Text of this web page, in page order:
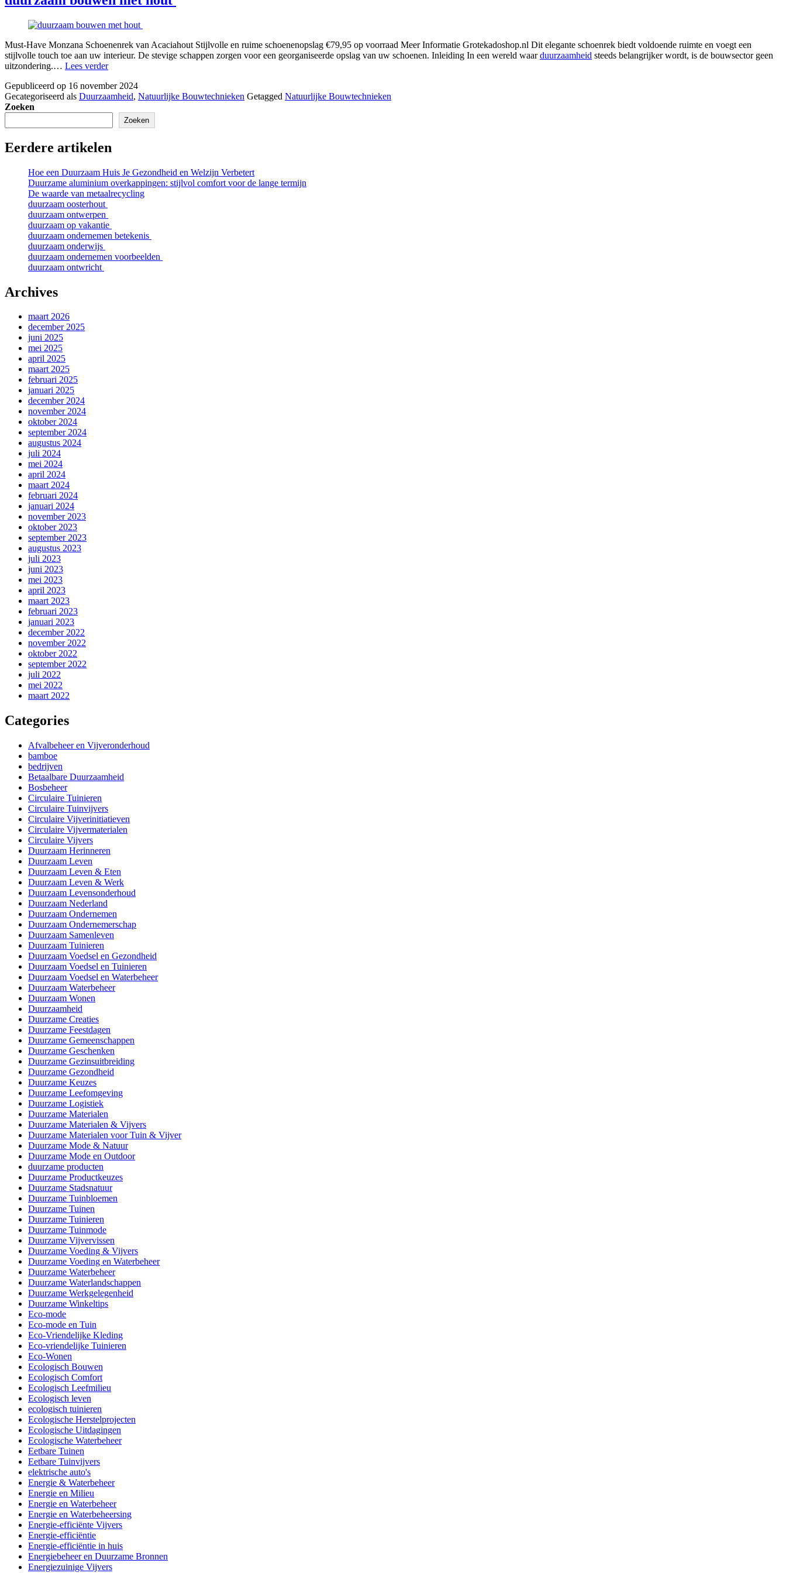
Must-Have Monzana Schoenenrek van Acaciahout Stijlvolle en ruime schoenenopslag €79,95 op voorraad Meer Informatie Grotekadoshop.nl Dit elegante schoenrek biedt voldoende ruimte en voegt een
stijlvolle touch toe aan uw interieur. De stevige schappen zorgen voor een georganiseerde opslag van uw schoenen. Inleiding In een wereld waarduurzaamheid steeds belangrijker wordt, is de bouwsector geen
uitzondering.… Lees verderduurzaam
met
hout
Gepubliceerd op 16 november 2024
Gecategoriseerd als Duurzaamheid, Natuurlijke Bouwtechnieken Getagged Natuurlijke Bouwtechnieken
Zoeken
Zoeken
Eerdere artikelen
Hoe een Duurzaam Huis Je Gezondheid en Welzijn Verbetert
Duurzame aluminium overkappingen: stijlvol comfort voor de lange termijn
De waarde van metaalrecycling
duurzaam oosterhout
duurzaam ontwerpen
duurzaam op vakantie
duurzaam ondernemen betekenis
duurzaam onderwijs
duurzaam ondernemen voorbeelden
duurzaam ontwricht
Archives
maart 2026
december 2025
juni 2025
mei 2025
april 2025
maart 2025
februari 2025
januari 2025
december 2024
november 2024
oktober 2024
september 2024
augustus 2024
juli 2024
mei 2024
april 2024
maart 2024
februari 2024
januari 2024
november 2023
oktober 2023
september 2023
augustus 2023
juli 2023
juni 2023
mei 2023
april 2023
maart 2023
februari 2023
januari 2023
december 2022
november 2022
oktober 2022
september 2022
juli 2022
mei 2022
maart 2022
Categories
Afvalbeheer en Vijveronderhoud
bamboe
bedrijven
Betaalbare Duurzaamheid
Bosbeheer
Circulaire Tuinieren
Circulaire Tuinvijvers
Circulaire Vijverinitiatieven
Circulaire Vijvermaterialen
Circulaire Vijvers
Duurzaam Herinneren
Duurzaam Leven
Duurzaam Leven & Eten
Duurzaam Leven & Werk
Duurzaam Levensonderhoud
Duurzaam Nederland
Duurzaam Ondernemen
Duurzaam Ondernemerschap
Duurzaam Samenleven
Duurzaam Tuinieren
Duurzaam Voedsel en Gezondheid
Duurzaam Voedsel en Tuinieren
Duurzaam Voedsel en Waterbeheer
Duurzaam Waterbeheer
Duurzaam Wonen
Duurzaamheid
Duurzame Creaties
Duurzame Feestdagen
Duurzame Gemeenschappen
Duurzame Geschenken
Duurzame Gezinsuitbreiding
Duurzame Gezondheid
Duurzame Keuzes
Duurzame Leefomgeving
Duurzame Logistiek
Duurzame Materialen
Duurzame Materialen & Vijvers
Duurzame Materialen voor Tuin & Vijver
Duurzame Mode & Natuur
Duurzame Mode en Outdoor
duurzame producten
Duurzame Productkeuzes
Duurzame Stadsnatuur
Duurzame Tuinbloemen
Duurzame Tuinen
Duurzame Tuinieren
Duurzame Tuinmode
Duurzame Vijvervissen
Duurzame Voeding & Vijvers
Duurzame Voeding en Waterbeheer
Duurzame Waterbeheer
Duurzame Waterlandschappen
Duurzame Werkgelegenheid
Duurzame Winkeltips
Eco-mode
Eco-mode en Tuin
Eco-Vriendelijke Kleding
Eco-vriendelijke Tuinieren
Eco-Wonen
Ecologisch Bouwen
Ecologisch Comfort
Ecologisch Leefmilieu
Ecologisch leven
ecologisch tuinieren
Ecologische Herstelprojecten
Ecologische Uitdagingen
Ecologische Waterbeheer
Eetbare Tuinen
Eetbare Tuinvijvers
elektrische auto's
Energie & Waterbeheer
Energie en Milieu
Energie en Waterbeheer
Energie en Waterbeheersing
Energie-efficiënte Vijvers
Energie-efficiëntie
Energie-efficiëntie in huis
Energiebeheer en Duurzame Bronnen
Energiezuinige Vijvers